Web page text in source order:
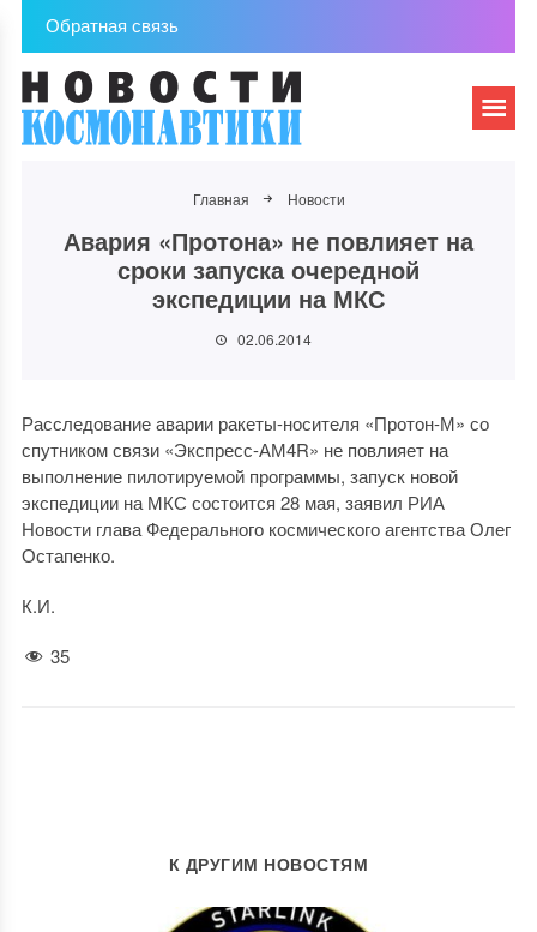
Обратная связь
Главная Новости
Авария «Протона» не повлияет на
сроки запуска очередной
экспедиции на МКС
02.06.2014
Расследование аварии ракеты-носителя «Протон-М» со
спутником связи «Экспресс-АМ4R» не повлияет на
выполнение пилотируемой программы, запуск новой
экспедиции на МКС состоится 28 мая, заявил РИА
Новости глава Федерального космического агентства Олег
Остапенко.
К.И.
35
К ДРУГИМ НОВОСТЯМ